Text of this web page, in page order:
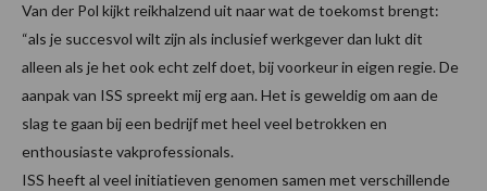
Van der Pol kijkt reikhalzend uit naar wat de toekomst brengt:
“als je succesvol wilt zijn als inclusief werkgever dan lukt dit
alleen als je het ook echt zelf doet, bij voorkeur in eigen regie. De
aanpak van ISS spreekt mij erg aan. Het is geweldig om aan de
slag te gaan bij een bedrijf met heel veel betrokken en
enthousiaste vakprofessionals.
ISS heeft al veel initiatieven genomen samen met verschillende